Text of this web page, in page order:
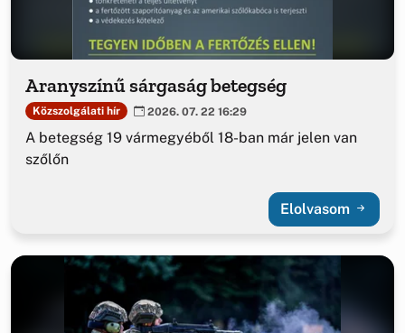
Aranyszínű sárgaság betegség
Közszolgálati hír 2026. 07. 22 16:29
A betegség 19 vármegyéből 18-ban már jelen van
szőlőn
Elolvasom